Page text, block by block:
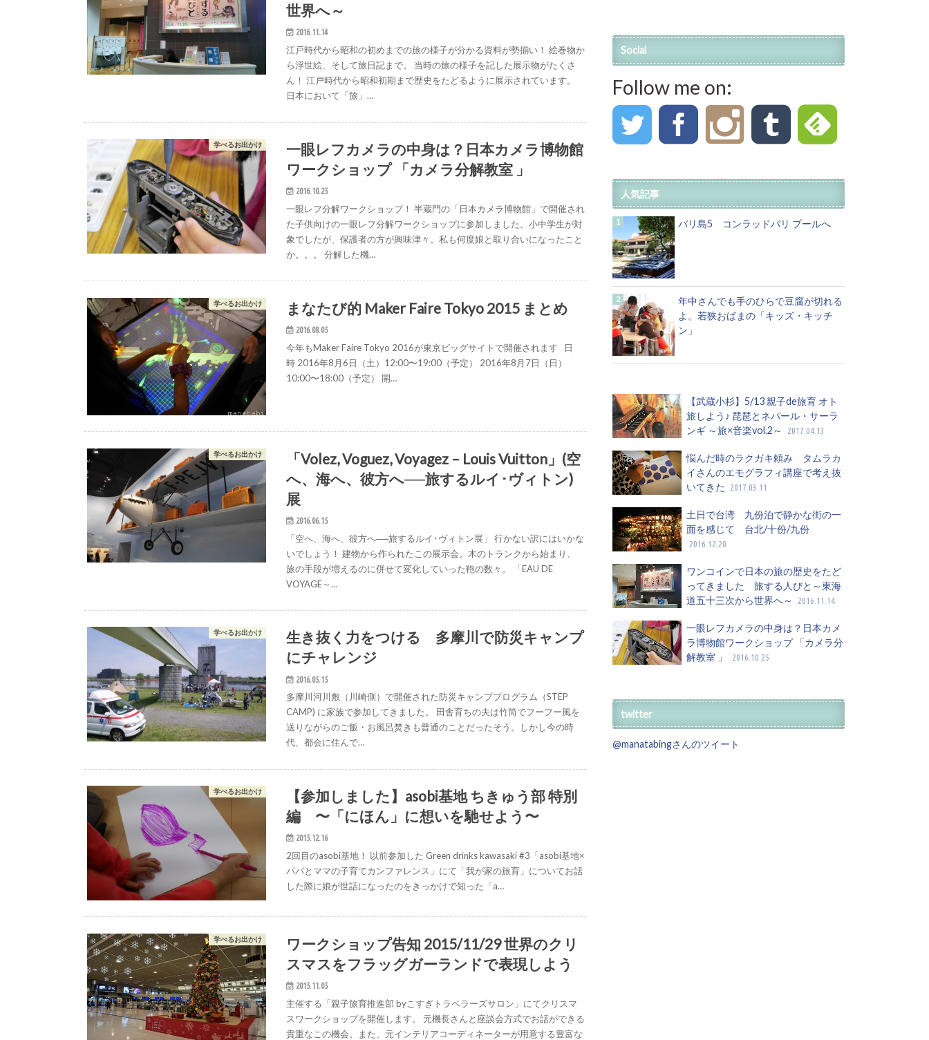
世界へ～
2016.11.14
江戸時代から昭和の初めまでの旅の様子が分かる資料が勢揃い！ 絵巻物か
ら浮世絵、そして旅日記まで。 当時の旅の様子を記した展示物がたくさ
ん！ 江戸時代から昭和初期まで歴史をたどるように展示されています。
日本において「旅」…
学べるお出かけ
一眼レフカメラの中身は？日本カメラ博物館
ワークショップ 「カメラ分解教室 」
2016.10.25
一眼レフ分解ワークショップ！ 半蔵門の「日本カメラ博物館」で開催され
た子供向けの一眼レフ分解ワークショップに参加しました。小中学生が対
象でしたが、保護者の方が興味津々。私も何度娘と取り合いになったこと
か。。。 分解した機…
学べるお出かけ まなたび的 Maker Faire Tokyo 2015 まとめ
2016.08.05
今年もMaker Faire Tokyo 2016が東京ビッグサイトで開催されます 日
時 2016年8月6日（土）12:00〜19:00（予定） 2016年8月7日（日）
10:00〜18:00（予定） 開…
学べるお出かけ
「Volez, Voguez, Voyagez – Louis Vuitton」(空
へ、海へ、彼方へ──旅するルイ･ヴィトン)
展
2016.06.15
「空へ、海へ、彼方へ──旅するルイ･ヴィトン展」 行かない訳にはいかな
いでしょう！ 建物から作られたこの展示会。木のトランクから始まり、
旅の手段が増えるのに併せて変化していった鞄の数々。 「EAU DE
VOYAGE～…
学べるお出かけ
生き抜く力をつける 多摩川で防災キャンプ
にチャレンジ
2016.05.15
多摩川河川敷（川崎側）で開催された防災キャンププログラム（STEP
CAMP) に家族で参加してきました。 田舎育ちの夫は竹筒でフーフー風を
送りながらのご飯・お風呂焚きも普通のことだったそう。しかし今の時
代、都会に住んで…
学べるお出かけ
【参加しました】asobi基地 ちきゅう部 特別
編 〜「にほん」に想いを馳せよう〜
2015.12.16
2回目のasobi基地！ 以前参加した Green drinks kawasaki #3「asobi基地×
パパとママの子育てカンファレンス」にて「我が家の旅育」についてお話
した際に娘が世話になったのをきっかけで知った「a…
学べるお出かけ
ワークショップ告知 2015/11/29 世界のクリ
スマスをフラッグガーランドで表現しよう
2015.11.05
主催する「親子旅育推進部 byこすぎトラベラーズサロン」にてクリスマ
スワークショップを開催します。 元機長さんと座談会方式でお話ができる
貴重なこの機会。また、元インテリアコーディネーターが用意する豊富な
Social
Follow me on:
人気記事
バリ島5 コンラッドバリ プールへ
年中さんでも手のひらで豆腐が切れる
よ。若狭おばまの「キッズ・キッチ
ン」
【武蔵小杉】5/13 親子de旅育 オト
旅しよう♪ 琵琶とネパール・サーラ
ンギ ～旅×音楽vol.2～
2017.04.13
悩んだ時のラクガキ頼み タムラカ
イさんのエモグラフィ講座で考え抜
いてきた
2017.03.11
土日で台湾 九份泊で静かな街の一
面を感じて 台北/十份/九份
2016.12.20
ワンコインで日本の旅の歴史をたど
ってきました 旅する人びと～東海
道五十三次から世界へ～
2016.11.14
一眼レフカメラの中身は？日本カメ
ラ博物館ワークショップ 「カメラ分
解教室 」
2016.10.25
twitter
@manatabingさんのツイート